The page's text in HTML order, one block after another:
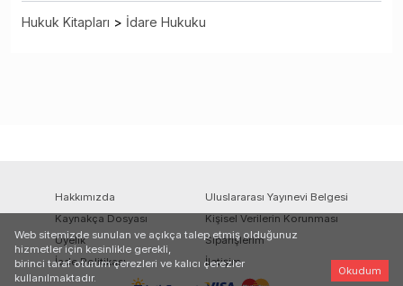
Hukuk Kitapları > İdare Hukuku
Hakkımızda
Uluslararası Yayınevi Belgesi
Kaynakça Dosyası
Kişisel Verilerin Korunması
Üyelik
Siparişlerim
İade Politikası
İletişim
Web sitemizde sunulan ve açıkça talep etmiş olduğunuz
hizmetler için kesinlikle gerekli,
birinci taraf oturum çerezleri ve kalıcı çerezler
kullanılmaktadır.
Okudum